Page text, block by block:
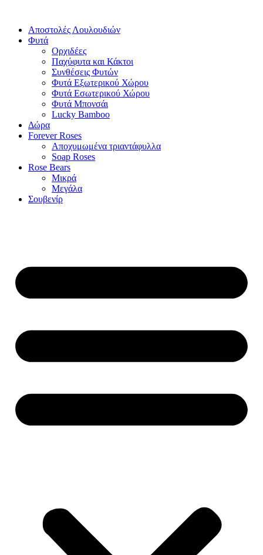
Αποστολές Λουλουδιών
Φυτά
Ορχιδέες
Παχύφυτα και Κάκτοι
Συνθέσεις Φυτών
Φυτά Εξωτερικού Χώρου
Φυτά Εσωτερικού Χώρου
Φυτά Μπονσάι
Lucky Bamboo
Δώρα
Forever Roses
Αποχυμωμένα τριαντάφυλλα
Soap Roses
Rose Βears
Μικρά
Μεγάλα
Σουβενίρ